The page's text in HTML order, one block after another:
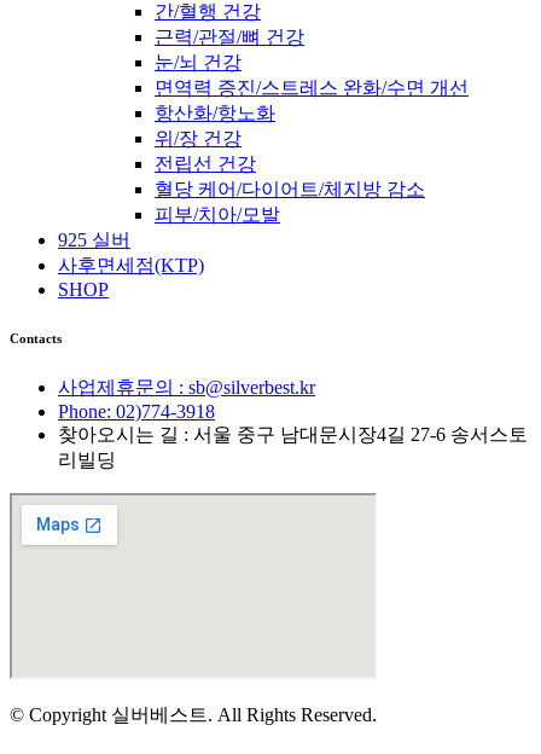
간/혈행 건강
근력/관절/뼈 건강
눈/뇌 건강
면역력 증진/스트레스 완화/수면 개선
항산화/항노화
위/장 건강
전립선 건강
혈당 케어/다이어트/체지방 감소
피부/치아/모발
925 실버
사후면세점(KTP)
SHOP
Contacts
사업제휴문의 : sb@silverbest.kr
Phone: 02)774-3918
찾아오시는 길 : 서울 중구 남대문시장4길 27-6 송서스토
리빌딩
© Copyright 실버베스트. All Rights Reserved.